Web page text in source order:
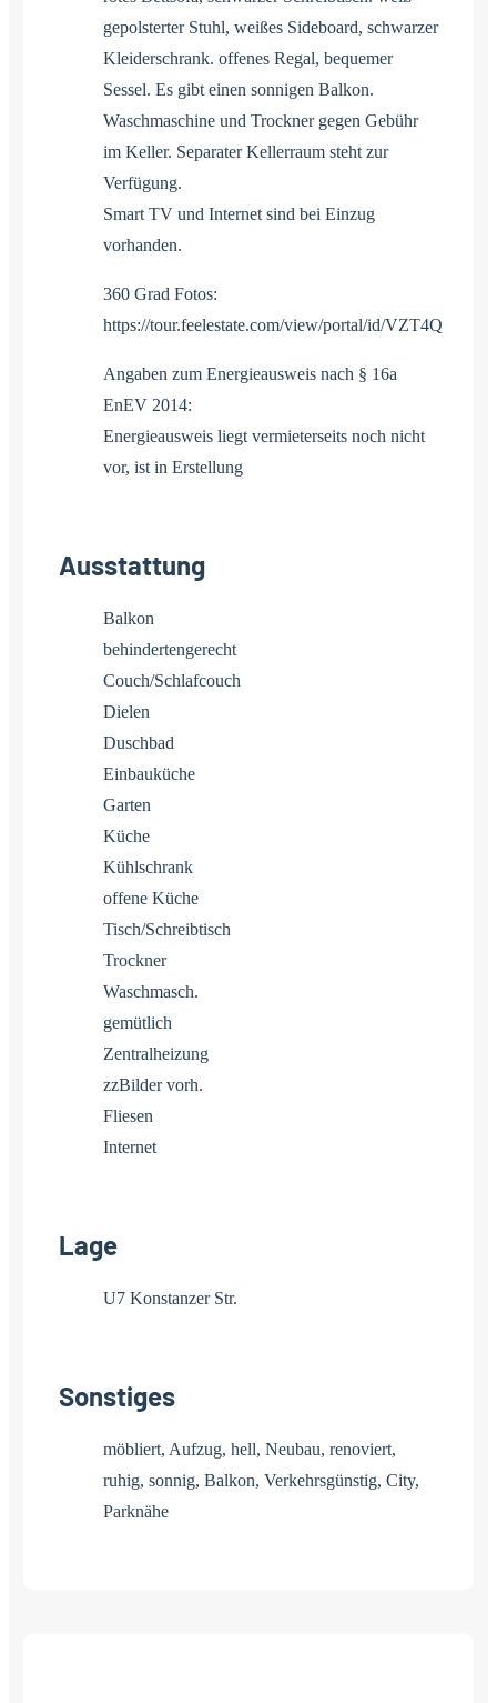
gepolsterter Stuhl, weißes Sideboard, schwarzer
Kleiderschrank. offenes Regal, bequemer
Sessel. Es gibt einen sonnigen Balkon.
Waschmaschine und Trockner gegen Gebühr
im Keller. Separater Kellerraum steht zur
Verfügung.
Smart TV und Internet sind bei Einzug
vorhanden.
360 Grad Fotos:
https://tour.feelestate.com/view/portal/id/VZT4Q
Angaben zum Energieausweis nach § 16a
EnEV 2014:
Energieausweis liegt vermieterseits noch nicht
vor, ist in Erstellung
Ausstattung
Balkon
behindertengerecht
Couch/Schlafcouch
Dielen
Duschbad
Einbauküche
Garten
Küche
Kühlschrank
offene Küche
Tisch/Schreibtisch
Trockner
Waschmasch.
gemütlich
Zentralheizung
zzBilder vorh.
Fliesen
Internet
Lage
U7 Konstanzer Str.
Sonstiges
möbliert, Aufzug, hell, Neubau, renoviert,
ruhig, sonnig, Balkon, Verkehrsgünstig, City,
Parknähe